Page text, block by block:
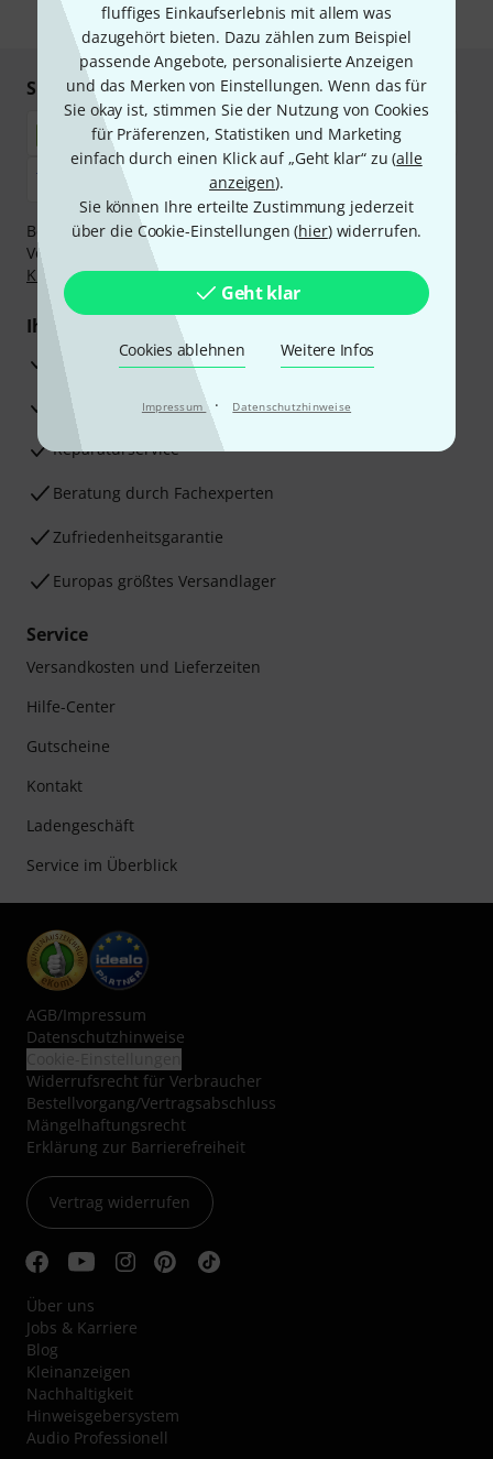
fluffiges Einkaufserlebnis mit allem was
dazugehört bieten. Dazu zählen zum Beispiel
passende Angebote, personalisierte Anzeigen
und das Merken von Einstellungen. Wenn das für
Sie okay ist, stimmen Sie der Nutzung von Cookies
für Präferenzen, Statistiken und Marketing
einfach durch einen Klick auf „Geht klar“ zu (alle
anzeigen).
Sie können Ihre erteilte Zustimmung jederzeit
über die Cookie-Einstellungen (hier) widerrufen.
Geht klar
Cookies ablehnen Weitere Infos
Impressum · Datenschutzhinweise
* Pflichtfeld
Sicher einkaufen & bezahlen
Bezahlen Sie vertraulich und sicher per Nachnahme,
Vorkasse, PayPal, Amazon Pay,
Klarna Ratenzahlungoder Kreditkarte.
Ihre Vorteile
3 Jahre Thomann Garantie
30 Tage Money-Back-Garantie
Reparaturservice
Beratung durch Fachexperten
Zufriedenheitsgarantie
Europas größtes Versandlager
Service
Versandkosten und Lieferzeiten
Hilfe-Center
Gutscheine
Kontakt
Ladengeschäft
Service im Überblick
AGB/Impressum
Datenschutzhinweise
Widerrufsrecht für Verbraucher
Bestellvorgang/Vertragsabschluss
Mängelhaftungsrecht
Erklärung zur Barrierefreiheit
Vertrag widerrufen
Über uns
Jobs & Karriere
Blog
Kleinanzeigen
Nachhaltigkeit
Hinweisgebersystem
Audio Professionell